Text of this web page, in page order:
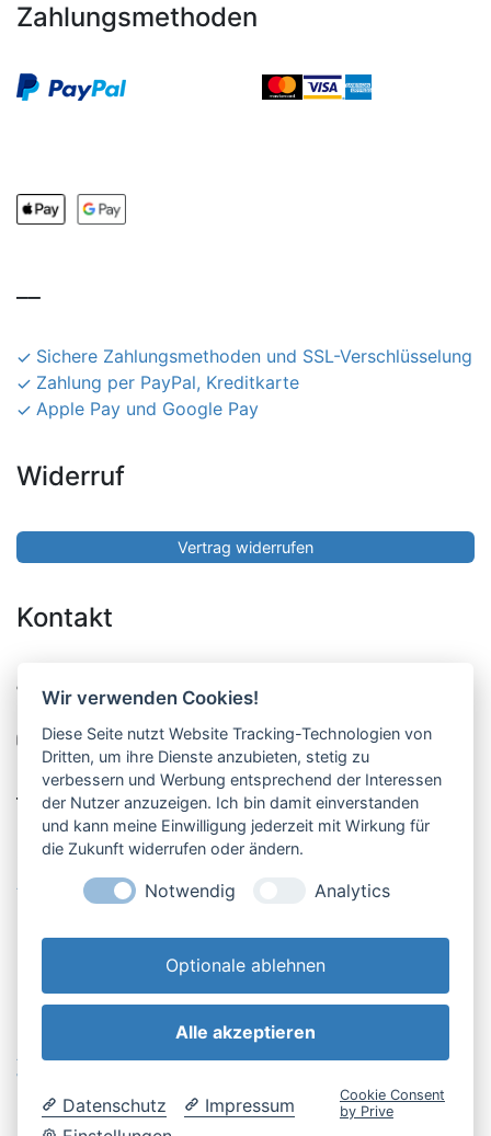
Zahlungsmethoden
Sichere Zahlungsmethoden und SSL-Verschlüsselung
Zahlung per PayPal, Kreditkarte
Apple Pay und Google Pay
Widerruf
Vertrag widerrufen
Kontakt
Pucher Straße 10, Fürstenfeldbruck
08141-12269
shop@englschalk.de
Öffnungszeiten
Anfahrt & Kontakt
Retouren-Portal
AGB & Kundeninfo
Widerrufsbelehrung
Datenschutzerklärung
Wir verwenden Cookies!
Diese Seite nutzt Website Tracking-Technologien von
Dritten, um ihre Dienste anzubieten, stetig zu
verbessern und Werbung entsprechend der Interessen
der Nutzer anzuzeigen. Ich bin damit einverstanden
und kann meine Einwilligung jederzeit mit Wirkung für
die Zukunft widerrufen oder ändern.
Notwendig Analytics
Optionale ablehnen
Alle akzeptieren
Datenschutz
Impressum
Cookie Consent
by Prive